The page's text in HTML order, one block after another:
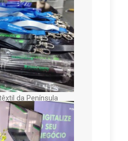
dias 7 e 8 de
esteve de
da Alfândega
mais uma
Modtissimo, o
da Península
os que nos